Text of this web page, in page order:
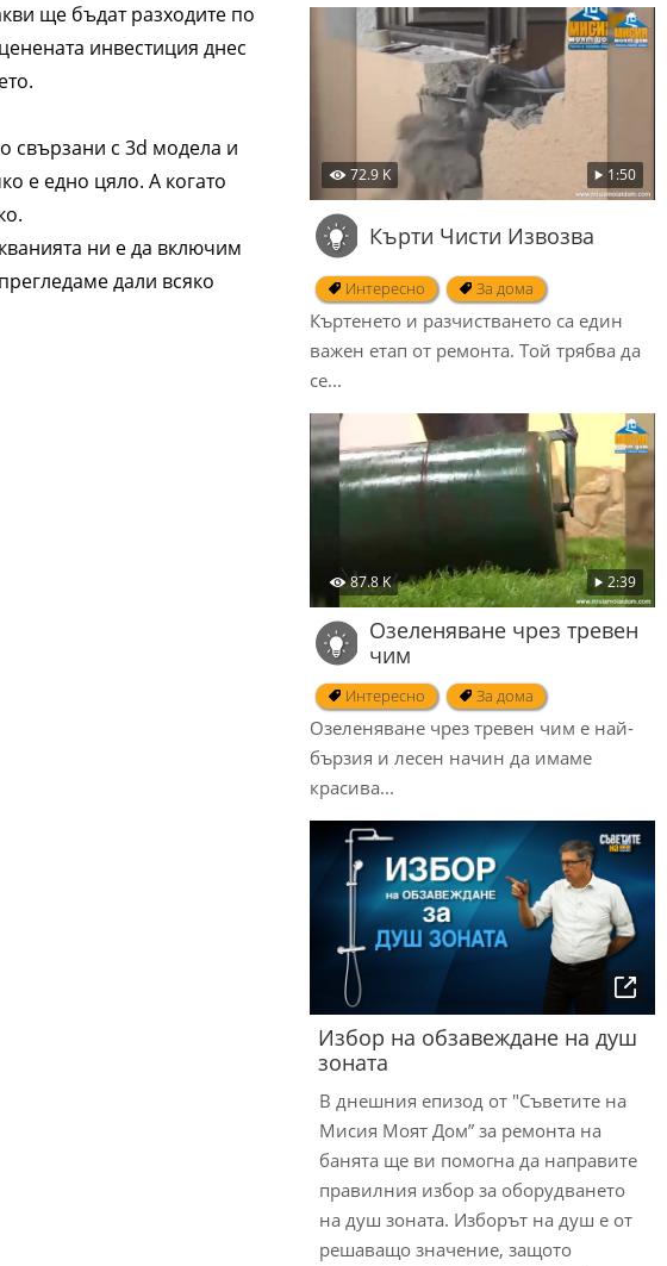
ще бъдат разходите по
инвестиция днес
свързани с 3d модела и
е едно цяло. А когато
ни е да включим
дали всяко
72.9 K 1:50
Кърти Чисти Извозва
Интересно За дома
Къртенето и разчистването са един
важен етап от ремонта. Той трябва да
се...
87.8 K 2:39
Oзеленяване чрез тревен
чим
Интересно За дома
Oзеленяване чрез тревен чим e най-
бързия и лесен начин да имаме
красива...
Избор на обзавеждане на душ
зоната
В днешния епизод от "Съветите на
Мисия Моят Дом” за ремонта на
банята ще ви помогна да направите
правилния избор за оборудването
на душ зоната. Изборът на душ е от
решаващо значение, защото